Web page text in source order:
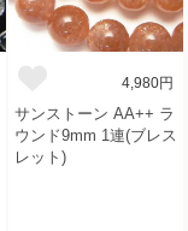
4,980円
サンストーン AA++ ラ
ウンド9mm 1連(ブレス
レット)